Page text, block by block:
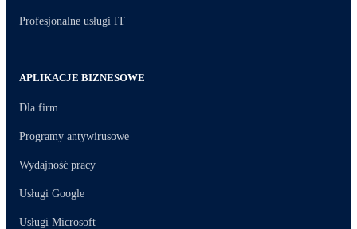
Profesjonalne usługi IT
APLIKACJE BIZNESOWE
Dla firm
Programy antywirusowe
Wydajność pracy
Usługi Google
Usługi Microsoft